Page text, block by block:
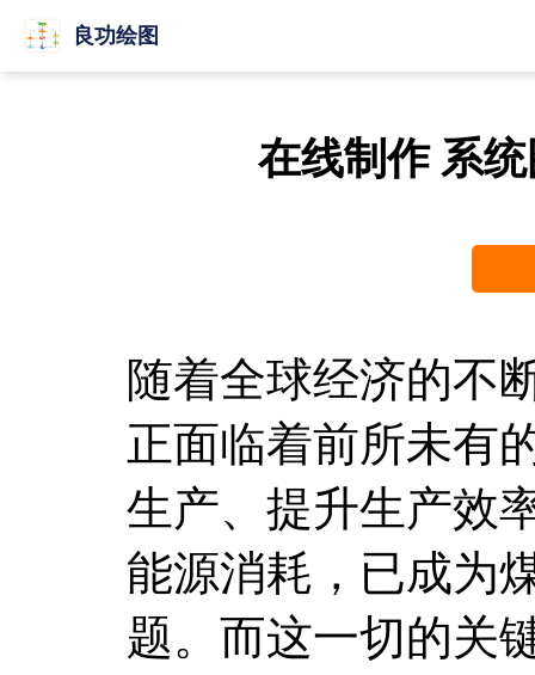
良功绘图
在线制作 系
随着全球经济的不
正面临着前所未有
生产、提升生产效
能源消耗，已成为
题。而这一切的关